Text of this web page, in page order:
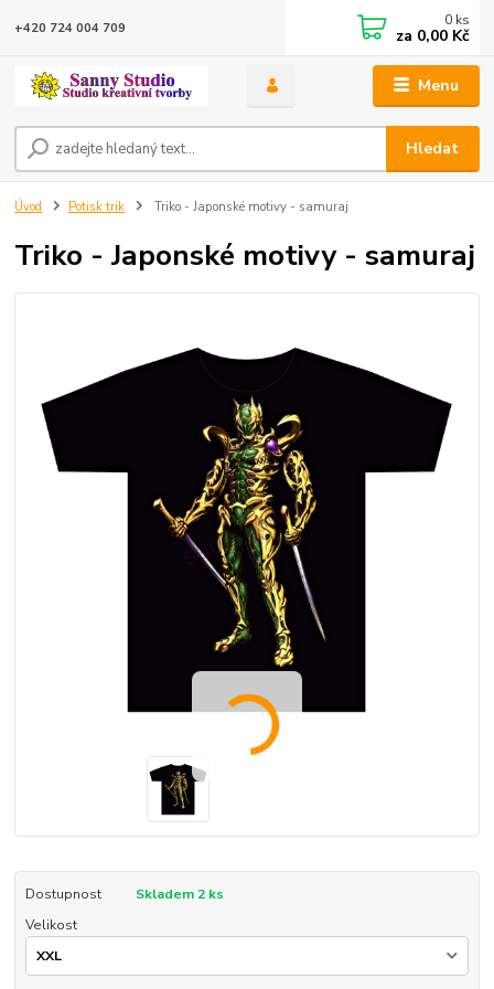
Menu
Hledat
+420 724 004 709 0 ks
za 0,00 Kč
Úvod Potisk trik Triko - Japonské motivy - samuraj
Triko - Japonské motivy - samuraj
Dostupnost
Skladem 2 ks
Velikost